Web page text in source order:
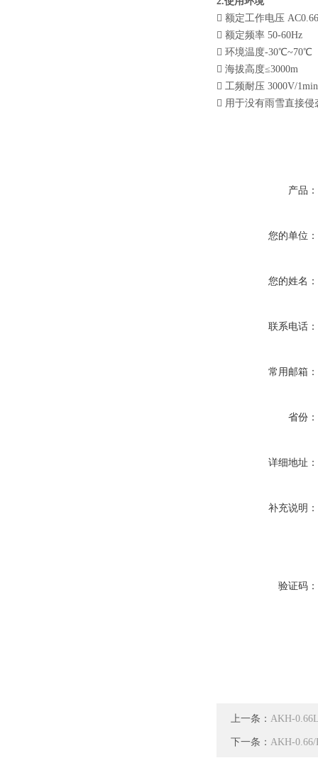
 额定工作电压
 额定频率 50-60Hz
 环境温度-30℃~70℃
 海拔高度≤3000m
 工频耐压 3000V/
 用于没有雨雪直接
产品：
您的单位：
您的姓名：
联系电话：
常用邮箱：
省份：
详细地址：
补充说明：
验证码：
上一条： AKH-
下一条： AKH-